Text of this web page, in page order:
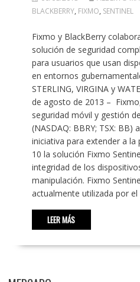
BLACKBERRY, FIXMO, SENTINEL
Fixmo y BlackBerry
solución de seguridad
para usuarios que usan
en entornos
STERLING, VIRGINA y
de agosto de 2013 –
seguridad móvil y gestión
(NASDAQ: BBRY; TSX: BB)
iniciativa para extender a
10 la solución Fixmo
integridad de los
manipulación. Fixmo
actualmente utilizada por
LEER MÁS